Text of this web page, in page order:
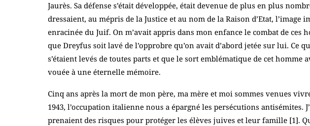
Jaurès. Sa défense s’était développée, était devenue de plus en plus
dressaient, au mépris de la Justice et au nom de la Raison d’Etat,
enracinée du Juif. On m’avait appris dans mon enfance le combat de ces
que Dreyfus soit lavé de l’opprobre qu’on avait d’abord jetée sur lui. Ce
s’étaient levés de toutes parts et que le sort emblématique de cet
vouée à une éternelle mémoire.
Cinq ans après la mort de mon père, ma mère et moi sommes venues
1943, l’occupation italienne nous a épargné les persécutions
prenaient des risques pour protéger les élèves juives et leur famille [1].